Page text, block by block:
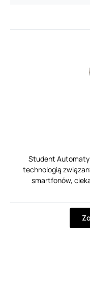
Student
technologią
smartfonów,